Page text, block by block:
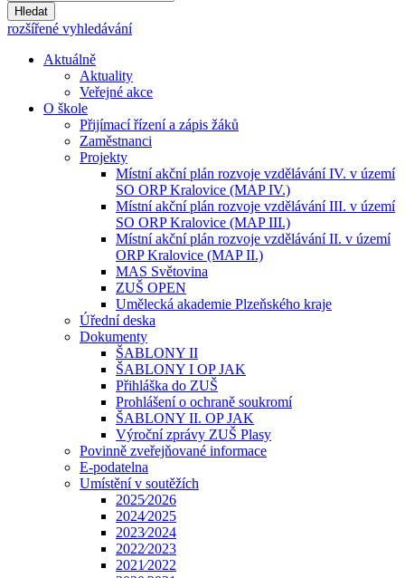
Hledat
rozšířené vyhledávání
Aktuálně
Aktuality
Veřejné akce
O škole
Přijímací řízení a zápis žáků
Zaměstnanci
Projekty
Místní akční plán rozvoje vzdělávání IV. v území
SO ORP Kralovice (MAP IV.)
Místní akční plán rozvoje vzdělávání III. v území
SO ORP Kralovice (MAP III.)
Místní akční plán rozvoje vzdělávání II. v území
ORP Kralovice (MAP II.)
MAS Světovina
ZUŠ OPEN
Umělecká akademie Plzeňského kraje
Úřední deska
Dokumenty
ŠABLONY II
ŠABLONY I OP JAK
Přihláška do ZUŠ
Prohlášení o ochraně soukromí
ŠABLONY II. OP JAK
Výroční zprávy ZUŠ Plasy
Povinně zveřejňované informace
E-podatelna
Umístění v soutěžích
2025⁄2026
2024⁄2025
2023⁄2024
2022⁄2023
2021⁄2022